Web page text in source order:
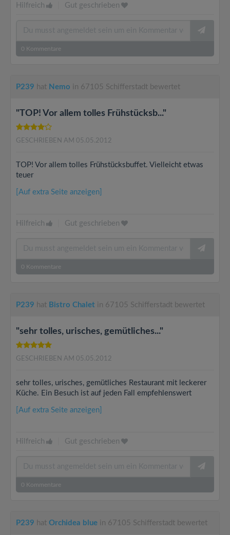
Hilfreich Gut geschrieben
0 Kommentare
P239 hat Nemo in 67105 Schifferstadt bewertet
"TOP! Vor allem tolles Frühstücksb..."
GESCHRIEBEN AM 05.05.2012
TOP! Vor allem tolles Frühstücksbuffet. Vielleicht etwas
teuer
[Auf extra Seite anzeigen]
Hilfreich Gut geschrieben
0 Kommentare
P239 hat Bistro Chalet in 67105 Schifferstadt bewertet
"sehr tolles, urisches, gemütliches..."
GESCHRIEBEN AM 05.05.2012
sehr tolles, urisches, gemütliches Restaurant mit leckerer
Küche. Ein Besuch ist auf jeden Fall empfehlenswert
[Auf extra Seite anzeigen]
Hilfreich Gut geschrieben
0 Kommentare
P239 hat Orchidea blue in 67105 Schifferstadt bewertet